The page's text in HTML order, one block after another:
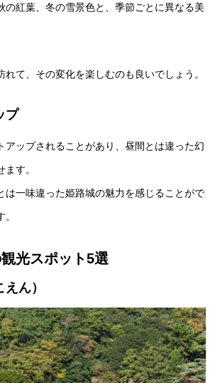
の紅葉、冬の雪景色と、季節ごとに異なる美
れて、その変化を楽しむのも良いでしょう。
プ
アップされることがあり、昼間とは違った幻
す。
は一味違った姫路城の魅力を感じることがで
光スポット5選
ん）